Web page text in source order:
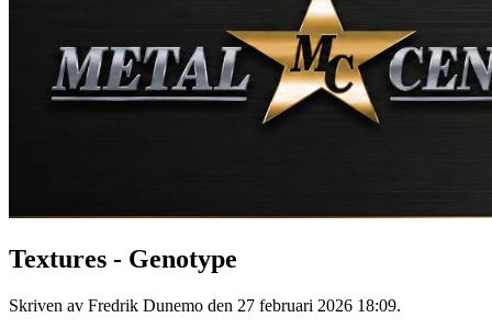
Textures - Genotype
Skriven av Fredrik Dunemo den 27 februari 2026 18:09.